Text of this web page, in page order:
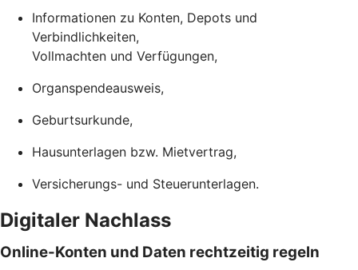
Informationen zu Konten, Depots und
Verbindlichkeiten,
Vollmachten und Verfügungen,
Organspendeausweis,
Geburtsurkunde,
Hausunterlagen bzw. Mietvertrag,
Versicherungs- und Steuerunterlagen.
Digitaler Nachlass
Online-Konten und Daten rechtzeitig regeln